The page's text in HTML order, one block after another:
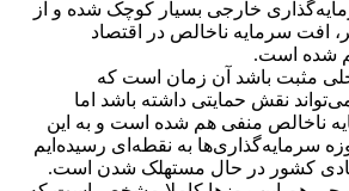
خارجی بسیار کوچک شده و از
افت سرمایه ناخالص در اقتصاد
شده است.
مثبت باشد آن زمان است که
نقش حمایتی داشته باشد اما
ناخالص منفی هم شده است و به این
سرمایه‌گذاری‌ها به نقطه‌ای رسیده‌ایم
کشور در حال مستهلک شدن است.